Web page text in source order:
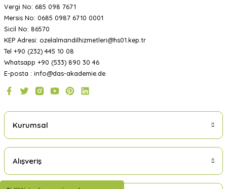
Vergi No: 685 098 7671
Mersis No: 0685 0987 6710 0001
Sicil No: 86570
KEP Adresi: ozelalmandilhizmetleri@hs01.kep.tr
Tel +90 (232) 445 10 08
Whatsapp +90 (533) 890 30 46
E-posta : info@das-akademie.de
Kurumsal
Alışveriş